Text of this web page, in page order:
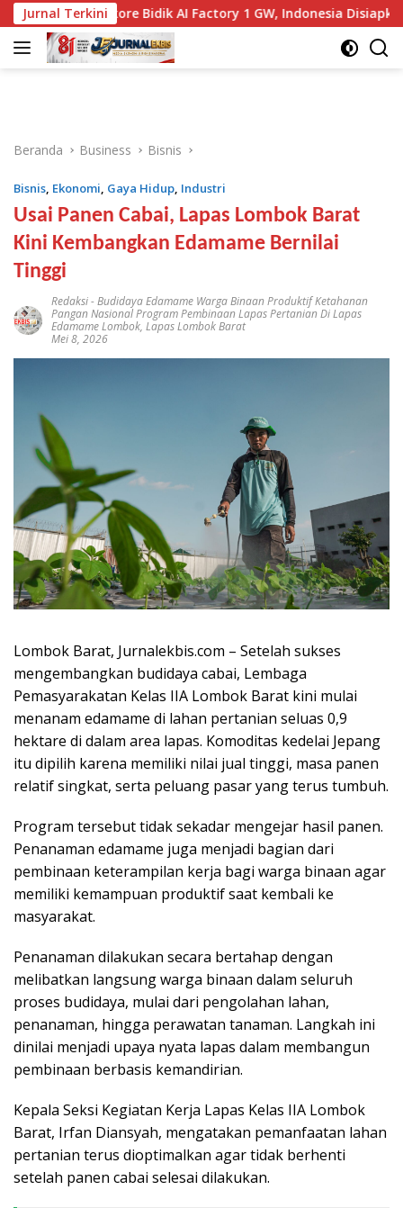
Langsung
ke
konten
Jurnal Terkini
Zankore Bidik AI Factory 1 GW, Indonesia Disiapkan Jadi Hub
Beranda Business Bisnis
Bisnis, Ekonomi, Gaya Hidup, Industri
Usai Panen Cabai, Lapas Lombok Barat
Kini Kembangkan Edamame Bernilai
Tinggi
Redaksi-Budidaya Edamame Warga Binaan Produktif Ketahanan
Pangan Nasional Program Pembinaan Lapas Pertanian Di Lapas
Edamame Lombok, Lapas Lombok Barat
Mei 8, 2026
Lombok Barat, Jurnalekbis.com – Setelah sukses
mengembangkan budidaya cabai, Lembaga
Pemasyarakatan Kelas IIA Lombok Barat kini mulai
menanam edamame di lahan pertanian seluas 0,9
hektare di dalam area lapas. Komoditas kedelai Jepang
itu dipilih karena memiliki nilai jual tinggi, masa panen
relatif singkat, serta peluang pasar yang terus tumbuh.
Program tersebut tidak sekadar mengejar hasil panen.
Penanaman edamame juga menjadi bagian dari
pembinaan keterampilan kerja bagi warga binaan agar
memiliki kemampuan produktif saat kembali ke
masyarakat.
Penanaman dilakukan secara bertahap dengan
melibatkan langsung warga binaan dalam seluruh
proses budidaya, mulai dari pengolahan lahan,
penanaman, hingga perawatan tanaman. Langkah ini
dinilai menjadi upaya nyata lapas dalam membangun
pembinaan berbasis kemandirian.
Kepala Seksi Kegiatan Kerja Lapas Kelas IIA Lombok
Barat, Irfan Diansyah, mengatakan pemanfaatan lahan
pertanian terus dioptimalkan agar tidak berhenti
setelah panen cabai selesai dilakukan.